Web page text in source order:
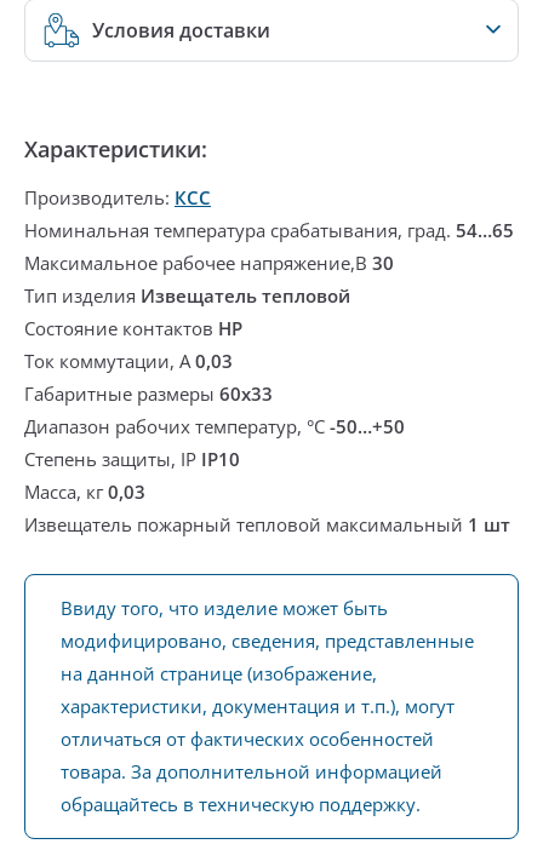
Условия доставки
Характеристики:
Производитель: КСС
Номинальная температура срабатывания, град. 54…65
Максимальное рабочее напряжение,В 30
Тип изделия Извещатель тепловой
Состояние контактов НР
Ток коммутации, А0,03
Габаритные размеры 60x33
Диапазон рабочих температур, °С -50…+50
Степень защиты, IP IP10
Масса, кг0,03
Извещатель пожарный тепловой максимальный 1 шт
Ввиду того, что изделие может быть
модифицировано, сведения, представленные
на данной странице (изображение,
характеристики, документация и т.п.), могут
отличаться от фактических особенностей
товара. За дополнительной информацией
обращайтесь в техническую поддержку.